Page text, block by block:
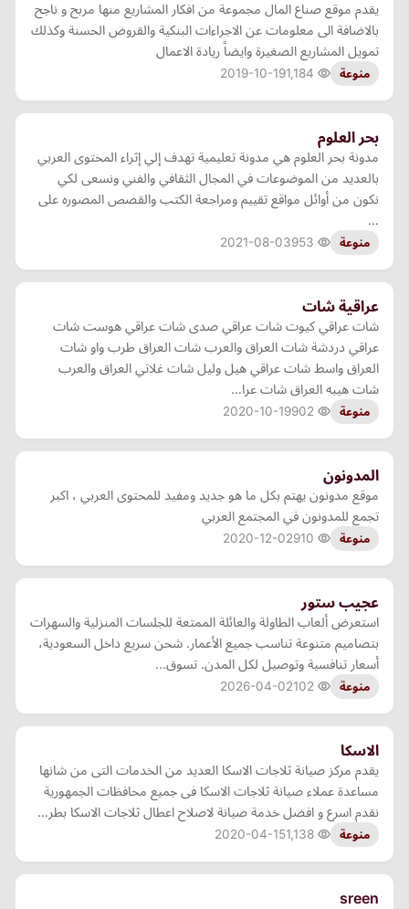
يقدم موقع صناع المال مجموعة من افكار المشاريع منها مربح و ناجح
بالاضافة الى معلومات عن الاجراءات البنكية والقروض الحسنة وكذلك
تمويل المشاريع الصغيرة وايضاً ريادة الاعمال
منوعة 2019-10-19
بحر العلوم
مدونة بحر العلوم هي مدونة تعليمية تهدف إلي إثراء المحتوى العربي
بالعديد من الموضوعات في المجال الثقافي والفني ونسعى لكي
نكون من أوائل مواقع تقييم ومراجعة الكتب والقصص المصوره على
…
منوعة 2021-08-03
عراقية شات
شات عراقي كيوت شات عراقي صدى شات عراقي هوست شات
عراقي دردشة شات العراق والعرب شات العراق طرب واو شات
العراق واسط شات عراقي هيل وليل شات غلاتي العراق والعرب
شات هيبه العراق شات عرا…
منوعة 2020-10-19
المدونون
موقع مدونون يهتم بكل ما هو جديد ومفيد للمحتوى العربي ، اكبر
تجمع للمدونون في المجتمع العربي
منوعة 2020-12-02
عجيب ستور
استعرض ألعاب الطاولة والعائلة الممتعة للجلسات المنزلية والسهرات
بتصاميم متنوعة تناسب جميع الأعمار. شحن سريع داخل السعودية،
أسعار تنافسية وتوصيل لكل المدن. تسوق...
منوعة 2026-04-02
الاسكا
يقدم مركز صيانة ثلاجات الاسكا العديد من الخدمات التى من شانها
مساعدة عملاء صيانة ثلاجات الاسكا فى جميع محافظات الجمهورية
نقدم اسرع و افضل خدمة صيانة لاصلاح اعطال ثلاجات الاسكا بطر…
منوعة 2020-04-15
sreen